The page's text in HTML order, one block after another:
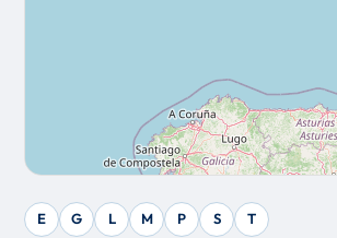
E G L M P S T